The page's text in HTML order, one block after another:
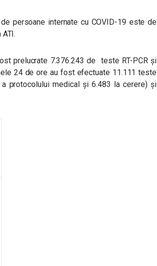
persoane internate cu COVID-19 este de
prelucrate 7.376.243 de teste RT-PCR și
24 de ore au fost efectuate 11.111 teste
protocolului medical și 6.483 la cerere) și